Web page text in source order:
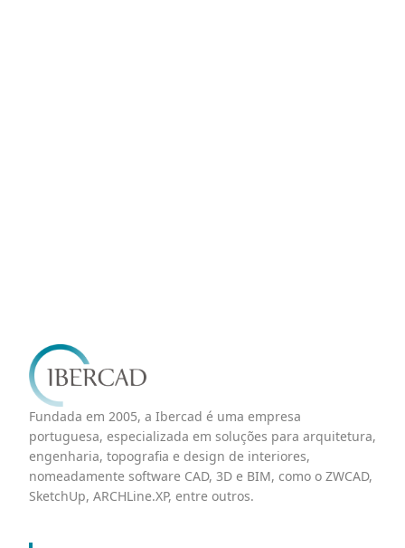
Fundada em 2005, a Ibercad é uma empresa
portuguesa, especializada em soluções para arquitetura,
engenharia, topografia e design de interiores,
nomeadamente software CAD, 3D e BIM, como o ZWCAD,
SketchUp, ARCHLine.XP, entre outros.